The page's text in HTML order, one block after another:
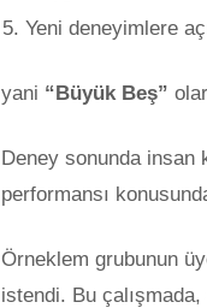
Yeni deneyimlere
yani “Büyük Beş”
Deney sonunda insan
performansı
Örneklem grubunun
istendi. Bu